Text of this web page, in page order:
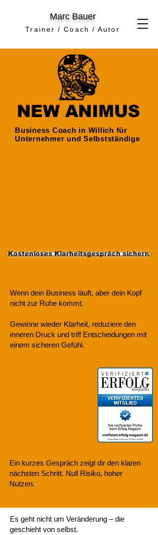
Marc Bauer
Trainer / Coach / Autor
NEW ANIMUS
Business Coach in Willich für
Unternehmer und Selbstständige
Kostenloses Klarheitsgespräch sichern
Wenn dein Business läuft, aber dein Kopf
nicht zur Ruhe kommt.
Gewinne wieder Klarheit, reduziere den
inneren Druck und triff Entscheidungen mit
einem sicheren Gefühl.
Ein kurzes Gespräch zeigt dir den klaren
nächsten Schritt. Null Risiko, hoher
Nutzen.
Es geht nicht um Veränderung – die
geschieht von selbst.